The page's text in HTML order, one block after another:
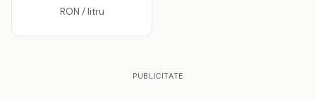
RON / litru
PUBLICITATE